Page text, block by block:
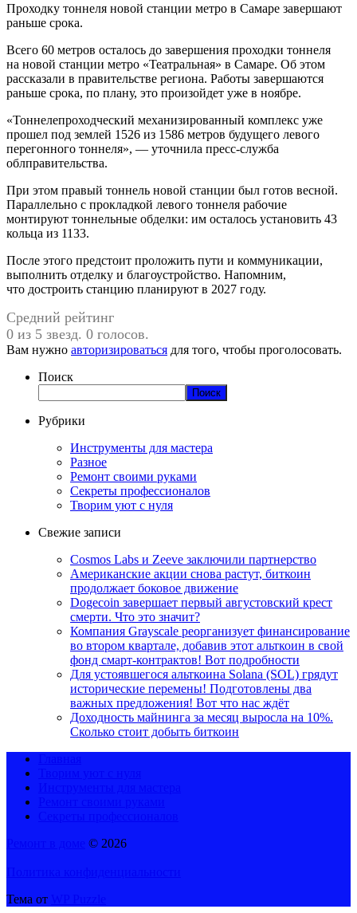
Проходку тоннеля новой станции метро в Самаре завершают
раньше срока.
Всего 60 метров осталось до завершения проходки тоннеля
на новой станции метро «Театральная» в Самаре. Об этом
рассказали в правительстве региона. Работы завершаются
раньше срока, по плану, это произойдет уже в ноябре.
«Тоннелепроходческий механизированный комплекс уже
прошел под землей 1526 из 1586 метров будущего левого
перегонного тоннеля», — уточнила пресс-служба
облправительства.
При этом правый тоннель новой станции был готов весной.
Параллельно с прокладкой левого тоннеля рабочие
монтируют тоннельные обделки: им осталось установить 43
кольца из 1133.
После этого предстоит проложить пути и коммуникации,
выполнить отделку и благоустройство. Напомним,
что достроить станцию планируют в 2027 году.
Средний рейтинг
0 из 5 звезд. 0 голосов.
Вам нужно авторизироваться для того, чтобы проголосовать.
Поиск
Поиск
Рубрики
Инструменты для мастера
Разное
Ремонт своими руками
Секреты профессионалов
Творим уют с нуля
Свежие записи
Cosmos Labs и Zeeve заключили партнерство
Американские акции снова растут, биткоин
продолжает боковое движение
Dogecoin завершает первый августовский крест
смерти. Что это значит?
Компания Grayscale реорганизует финансирование
во втором квартале, добавив этот альткоин в свой
фонд смарт-контрактов! Вот подробности
Для устоявшегося альткоина Solana (SOL) грядут
исторические перемены! Подготовлены два
важных предложения! Вот что нас ждёт
Доходность майнинга за месяц выросла на 10%.
Сколько стоит добыть биткоин
© 2026
Тема от